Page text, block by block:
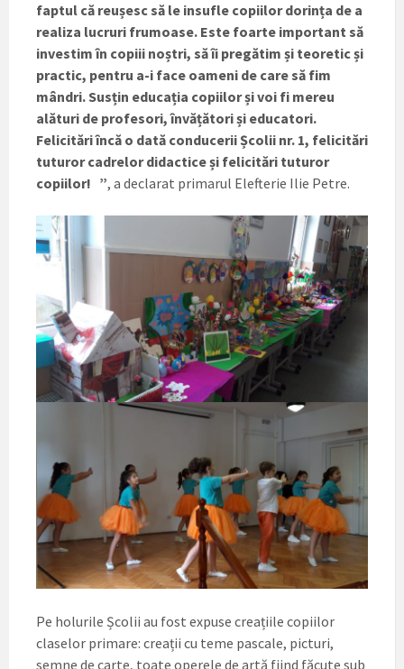
faptul că reușesc să le insufle copiilor dorința de a
realiza lucruri frumoase. Este foarte important să
investim în copiii noștri, să îi pregătim și teoretic și
practic, pentru a-i face oameni de care să fim
mândri. Susțin educația copiilor și voi fi mereu
alături de profesori, învățători și educatori.
Felicitări încă o dată conducerii Școlii nr. 1, felicitări
tuturor cadrelor didactice și felicitări tuturor
copiilor! ”, a declarat primarul Elefterie Ilie Petre.
Pe holurile Școlii au fost expuse creațiile copiilor
claselor primare: creații cu teme pascale, picturi,
semne de carte, toate operele de artă fiind făcute sub